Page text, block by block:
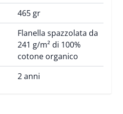
465 gr
Flanella spazzolata da
241 g/m² di 100%
cotone organico
2 anni